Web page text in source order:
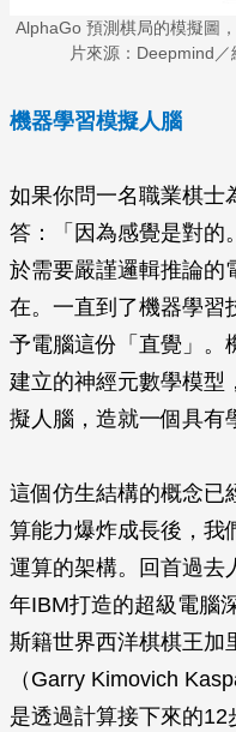
AlphaGo 預測棋局的模擬圖
片來源：Deepmind
機器學習模擬人腦
如果你問一名職業棋士
答：「因為感覺是對的
於需要嚴謹邏輯推論的
在。一直到了機器學習
予電腦這份「直覺」。
建立的神經元數學模型
擬人腦，造就一個具有
這個仿生結構的概念已
算能力爆炸成長後，我
運算的架構。回首過去
年IBM打造的超級電腦
斯籍世界西洋棋棋王加
（Garry Kimovich
是透過計算接下來的